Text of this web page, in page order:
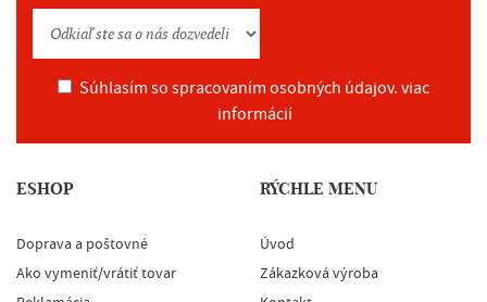
Súhlasím so spracovaním osobných údajov. viac
informácií
ESHOP
Doprava a poštovné
Ako vymeniť/vrátiť tovar
RÝCHLE MENU
Úvod
Zákazková výroba